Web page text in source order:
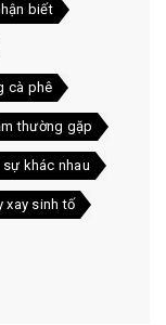
biết
cà phê
thường gặp
sự khác nhau
xay sinh tố